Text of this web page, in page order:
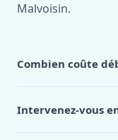
Malvoisin.
Combien coûte
Malvoisin, appelez
Intervenez-vous